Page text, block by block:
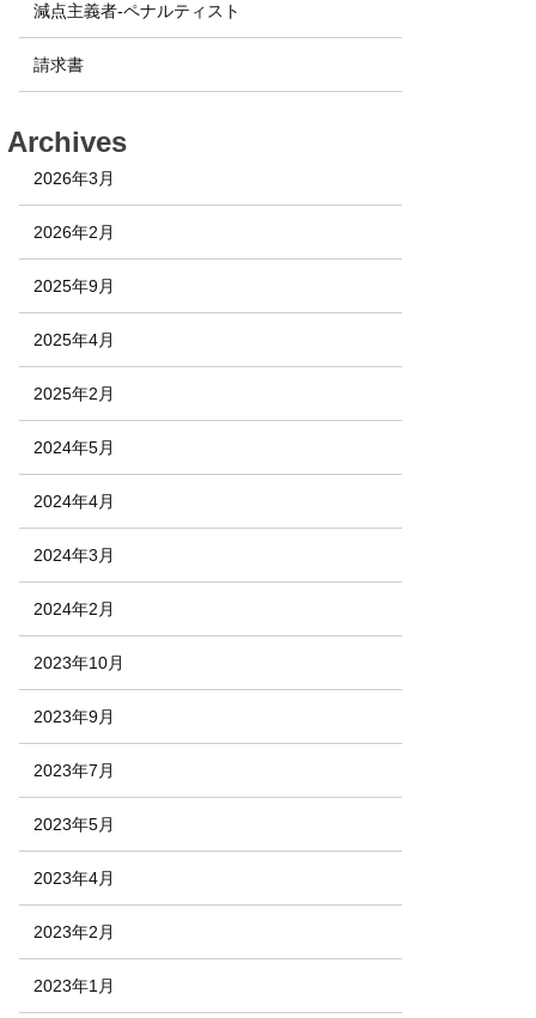
減点主義者-ペナルティスト
請求書
Archives
2026年3月
2026年2月
2025年9月
2025年4月
2025年2月
2024年5月
2024年4月
2024年3月
2024年2月
2023年10月
2023年9月
2023年7月
2023年5月
2023年4月
2023年2月
2023年1月